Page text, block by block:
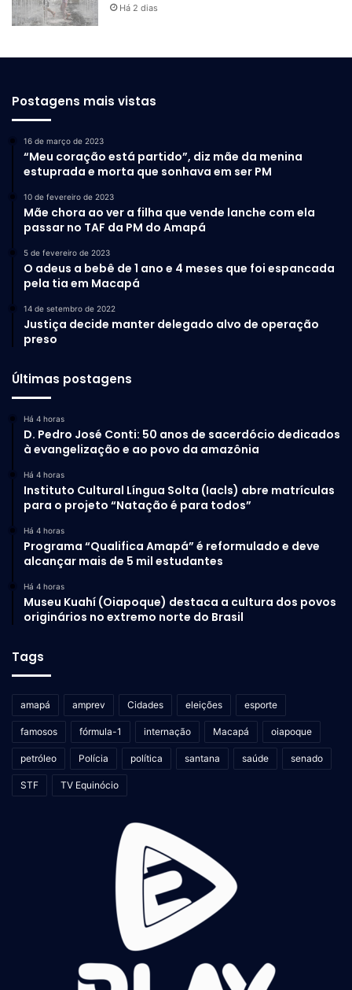
Há 2 dias
Postagens mais vistas
16 de março de 2023
“Meu coração está partido”, diz mãe da menina
estuprada e morta que sonhava em ser PM
10 de fevereiro de 2023
Mãe chora ao ver a filha que vende lanche com ela
passar no TAF da PM do Amapá
5 de fevereiro de 2023
O adeus a bebê de 1 ano e 4 meses que foi espancada
pela tia em Macapá
14 de setembro de 2022
Justiça decide manter delegado alvo de operação
preso
Últimas postagens
Há 4 horas
D. Pedro José Conti: 50 anos de sacerdócio dedicados
à evangelização e ao povo da amazônia
Há 4 horas
Instituto Cultural Língua Solta (Iacls) abre matrículas
para o projeto “Natação é para todos”
Há 4 horas
Programa “Qualifica Amapá” é reformulado e deve
alcançar mais de 5 mil estudantes
Há 4 horas
Museu Kuahí (Oiapoque) destaca a cultura dos povos
originários no extremo norte do Brasil
Tags
amapá amprev Cidades eleições esporte
famosos fórmula-1 internação Macapá oiapoque
petróleo Polícia política santana saúde senado
STF TV Equinócio